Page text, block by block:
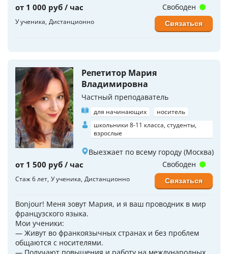
от 1 000 руб / час
У ученика Дистанционно
Свободен
Связаться
Репетитор Мария
Владимировна
Частный преподаватель
для начинающих
носитель
школьники 8-11 класса, студенты,
взрослые
Выезжает по всему городу (Москва)
от 1 500 руб / час
Стаж 6 лет У ученика Дистанционно
Bonjour! Меня зовут Мария, и я ваш проводник в мир
французского языка.
Мои ученики:
— Живут во франкоязычных странах и без проблем
общаются с носителями.
— Получают повышения и работу на международных
Свободен
Связаться